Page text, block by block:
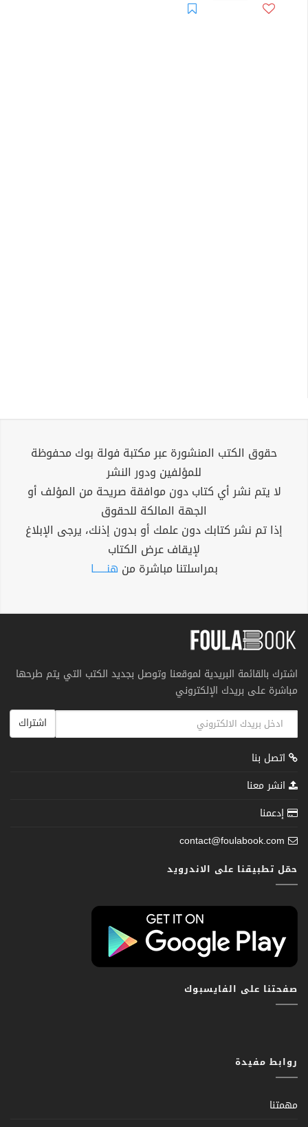
حقوق الكتب المنشورة عبر مكتبة فولة بوك محفوظة
للمؤلفين ودور النشر
لا يتم نشر أي كتاب دون موافقة صريحة من المؤلف أو
الجهة المالكة للحقوق
إذا تم نشر كتابك دون علمك أو بدون إذنك، يرجى الإبلاغ
لإيقاف عرض الكتاب
بمراسلتنا مباشرة من هنــــــا
اشترك بالقائمة البريدية لموقعنا وتوصل بجديد الكتب التي يتم طرحها
مباشرة على بريدك الإلكتروني
اشتراك
اتصل بنا
انشر معنا
إدعمنا
contact@foulabook.com
حمّل تطبيقنا على الاندرويد
صفحتنا على الفايسبوك
روابط مفيدة
مهمتنا